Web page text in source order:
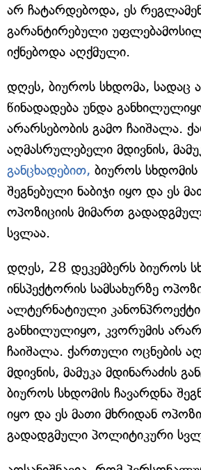
არ ჩატარდებოდა, ეს
გარანტირებული
იქნებოდა აღქმული.
დღეს, ბიუროს სხდომა, სადაც
წინადადება უნდა
არარსებობის გამო ჩაიშალა.
აღმასრულებელი მდივნის,
განცხადებით, ბიუროს სხდომის
შეგნებული ნაბიჯი იყო და ეს
ოპოზიციის მიმართ
სვლაა.
დღეს, 28 დეკემბერს ბიუროს
ინსპექტორის სამსახურზე
ალტერნატიული
განხილულიყო, კვორუმის
ჩაიშალა. ქართული ოცნების
მდივნის, მამუკა მდინარაძის
ბიუროს სხდომის ჩავარდნა
იყო და ეს მათი მხრიდან
გადადგმული პოლიტიკური